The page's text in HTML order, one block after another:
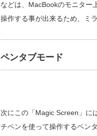
などは、MacBookのモニター
操作する事が出来るため、ミ
ペンタブモード
次にこの「Magic Screen」に
チペンを使って操作するペン